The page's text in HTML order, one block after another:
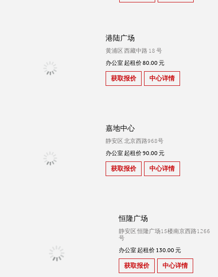
港陆广场
黄浦区 西藏中路 18 号
办公室 起租价 80.00 元
获取报价 中心详情
嘉地中心
静安区 北京西路968号
办公室 起租价 90.00 元
获取报价 中心详情
恒隆广场
静安区 恒隆广场15楼南京西路1266
号
办公室 起租价 130.00 元
获取报价 中心详情